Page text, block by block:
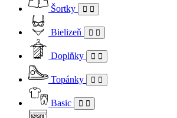
Šortky
Bielizeň
Doplňky
Topánky
Basic